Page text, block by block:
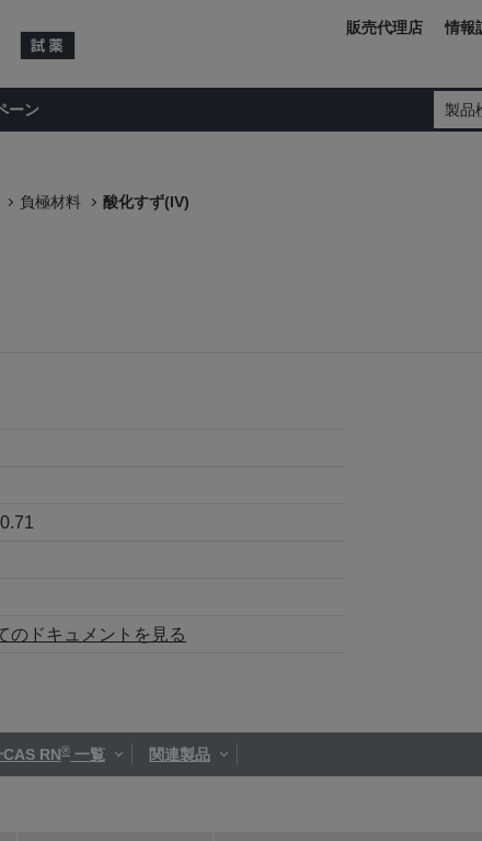
ーン 製品
販売代理店 情報
負極材料 酸化すず(IV)
のドキュメントを見る
CAS RN® 一覧 関連製品